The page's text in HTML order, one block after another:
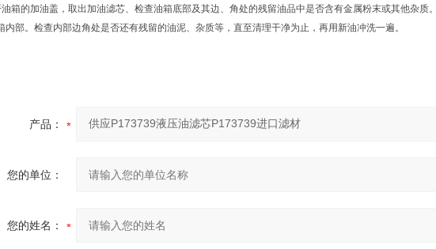
箱的加油盖，取出加油滤芯、检查油箱底部及其边、角处的残留油品中是否含有金属粉末或其他杂质
内部。检查内部边角处是否还有残留的油泥、杂质等，直至清理干净为止，再用新油冲洗一遍。
产品：
您的单位：
您的姓名：